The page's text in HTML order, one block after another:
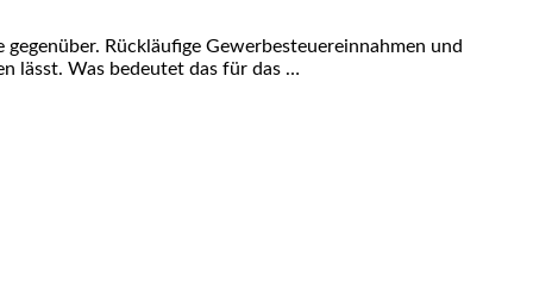
Rückläufige Gewerbesteuereinnahmen und
lässt. Was bedeutet das für das …